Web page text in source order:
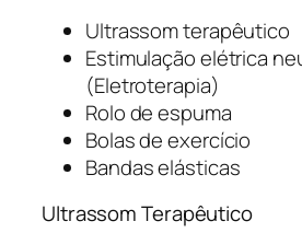
Ultrassom terapêutico
Estimulação elétrica
(Eletroterapia)
Rolo de espuma
Bolas de exercício
Bandas elásticas
Ultrassom Terapêutico